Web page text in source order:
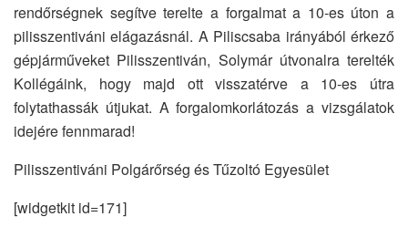
rendőrségnek segítve terelte a forgalmat a 10-es úton a
pilisszentiváni elágazásnál. A Piliscsaba irányából érkező
gépjárműveket Pilisszentiván, Solymár útvonalra terelték
Kollégáink, hogy majd ott visszatérve a 10-es útra
folytathassák útjukat. A forgalomkorlátozás a vizsgálatok
idejére fennmarad!
Pilisszentiváni Polgárőrség és Tűzoltó Egyesület
[widgetkit id=171]